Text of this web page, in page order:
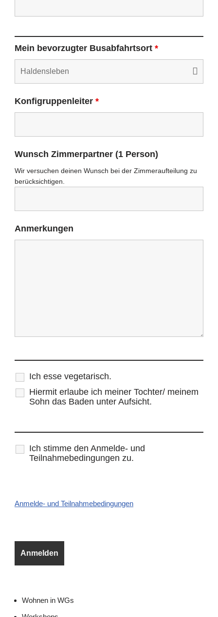
Mein bevorzugter Busabfahrtsort *
Konfigruppenleiter *
Wunsch Zimmerpartner (1 Person)
Wir versuchen deinen Wunsch bei der Zimmeraufteilung zu
berücksichtigen.
Anmerkungen
Ich esse vegetarisch.
Hiermit erlaube ich meiner Tochter/ meinem
Sohn das Baden unter Aufsicht.
Ich stimme den Anmelde- und
Teilnahmebedingungen zu.
Anmelde- und Teilnahmebedingungen
Wohnen in WGs